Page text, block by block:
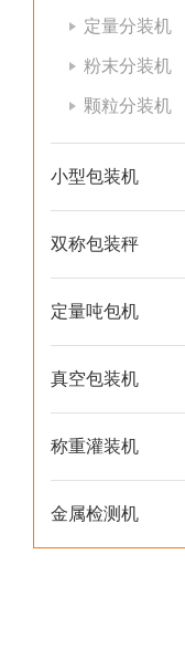
定量分装机
粉末分装机
颗粒分装机
小型包装机
双称包装秤
定量吨包机
真空包装机
称重灌装机
金属检测机